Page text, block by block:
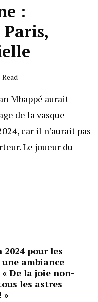
:
Read
Mbappé aurait
de la vasque
car il n’aurait pas
Le joueur du
2024 pour les
ambiance
De la joie non-
les astres
»